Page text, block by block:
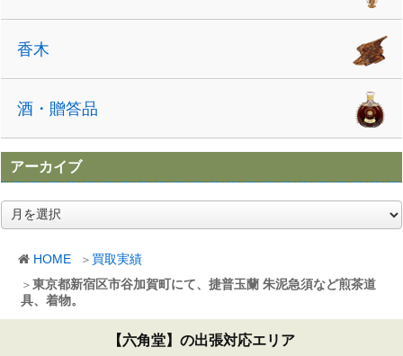
HOME
買取実績
東京都新宿区市谷加賀町にて、捷普玉蘭 朱泥急須など煎茶道
具、着物。
香木
酒・贈答品
アーカイブ
ア
ー
【六角堂】の出張対応エリア